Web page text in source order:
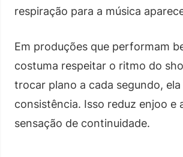
respiração para a música
Em produções que performam
costuma respeitar o ritmo do
trocar plano a cada segundo,
consistência. Isso reduz enjoo e
sensação de continuidade.